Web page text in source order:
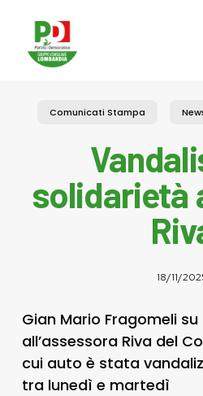
content
Comunicati Stampa
solidarietà
18/11/
Gian Mario Fragomeli
all’assessora Riva del
cui auto è stata
tra lunedì e martedì